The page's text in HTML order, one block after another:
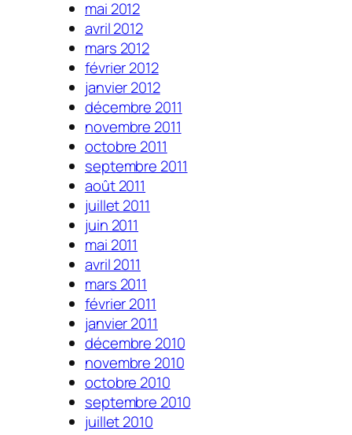
mai 2012
avril 2012
mars 2012
février 2012
janvier 2012
décembre 2011
novembre 2011
octobre 2011
septembre 2011
août 2011
juillet 2011
juin 2011
mai 2011
avril 2011
mars 2011
février 2011
janvier 2011
décembre 2010
novembre 2010
octobre 2010
septembre 2010
juillet 2010